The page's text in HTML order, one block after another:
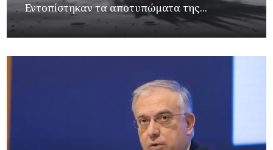
Εντοπίστηκαν τα αποτυπώματα της...